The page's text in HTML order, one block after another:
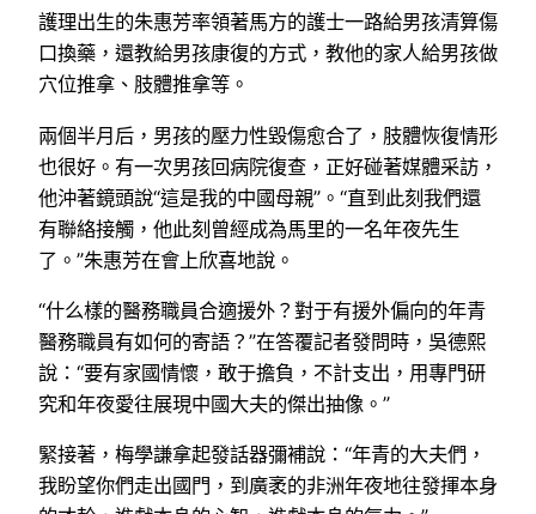
護理出生的朱惠芳率領著馬方的護士一路給男孩清算傷
口換藥，還教給男孩康復的方式，教他的家人給男孩做
穴位推拿、肢體推拿等。
兩個半月后，男孩的壓力性毀傷愈合了，肢體恢復情形
也很好。有一次男孩回病院復查，正好碰著媒體采訪，
他沖著鏡頭說“這是我的中國母親”。“直到此刻我們還
有聯絡接觸，他此刻曾經成為馬里的一名年夜先生
了。”朱惠芳在會上欣喜地說。
“什么樣的醫務職員合適援外？對于有援外偏向的年青
醫務職員有如何的寄語？”在答覆記者發問時，吳德熙
說：“要有家國情懷，敢于擔負，不計支出，用專門研
究和年夜愛往展現中國大夫的傑出抽像。”
緊接著，梅學謙拿起發話器彌補說：“年青的大夫們，
我盼望你們走出國門，到廣袤的非洲年夜地往發揮本身